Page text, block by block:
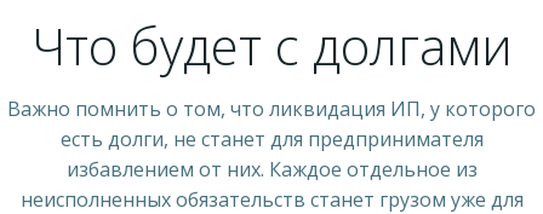
Что будет с долгами
Важно помнить о том, что ликвидация ИП, у которого
есть долги, не станет для предпринимателя
избавлением от них. Каждое отдельное из
неисполненных обязательств станет грузом уже для